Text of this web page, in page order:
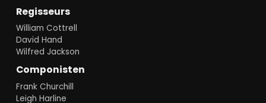
Regisseurs
William Cottrell
David Hand
Wilfred Jackson
Componisten
Frank Churchill
Leigh Harline